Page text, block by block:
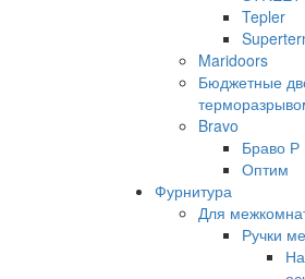
Tepler
Maridoors
Бюджетные
Bravo
Браво Р
Оптим
Фурнитура
Для
Ручки